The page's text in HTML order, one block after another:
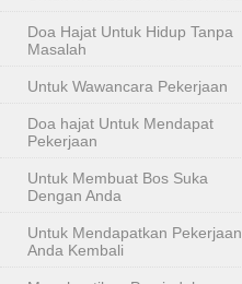
Doa Hajat Untuk Hidup Tanpa
Masalah
Untuk Wawancara Pekerjaan
Doa hajat Untuk Mendapat
Pekerjaan
Untuk Membuat Bos Suka
Dengan Anda
Untuk Mendapatkan Pekerjaan
Anda Kembali